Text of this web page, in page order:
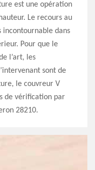
est une opération
Le recours au
incontournable dans
Pour que le
l’art, les
sont de
le couvreur V
de vérification par
28210.